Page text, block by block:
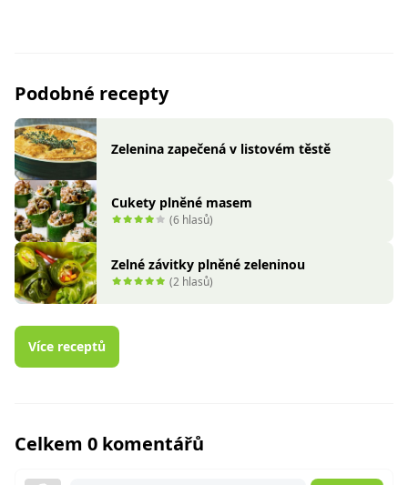
Podobné recepty
Zelenina zapečená v listovém těstě
Cukety plněné masem
(6 hlasů)
Zelné závitky plněné zeleninou
(2 hlasů)
Více receptů
Celkem 0 komentářů